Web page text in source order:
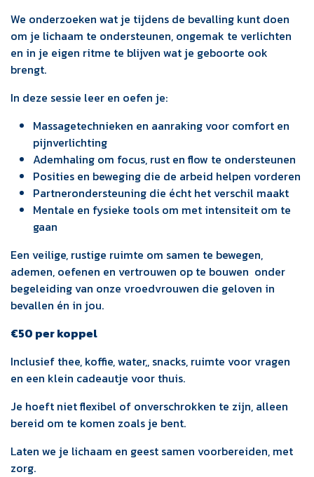
We onderzoeken wat je tijdens de bevalling kunt doen
om je lichaam te ondersteunen, ongemak te verlichten
en in je eigen ritme te blijven wat je geboorte ook
brengt.
In deze sessie leer en oefen je:
Massagetechnieken en aanraking voor comfort en
pijnverlichting
Ademhaling om focus, rust en flow te ondersteunen
Posities en beweging die de arbeid helpen vorderen
Partnerondersteuning die écht het verschil maakt
Mentale en fysieke tools om met intensiteit om te
gaan
Een veilige, rustige ruimte om samen te bewegen,
ademen, oefenen en vertrouwen op te bouwen onder
begeleiding van onze vroedvrouwen die geloven in
bevallen én in jou.
€50 per koppel
Inclusief thee, koffie, water,, snacks, ruimte voor vragen
en een klein cadeautje voor thuis.
Je hoeft niet flexibel of onverschrokken te zijn, alleen
bereid om te komen zoals je bent.
Laten we je lichaam en geest samen voorbereiden, met
zorg.